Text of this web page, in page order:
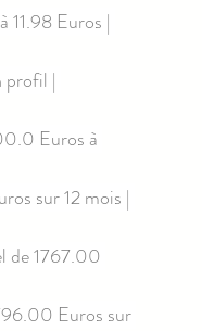
11.98 Euros |
profil |
Euros à
sur 12 mois |
de 1767.00
Euros sur